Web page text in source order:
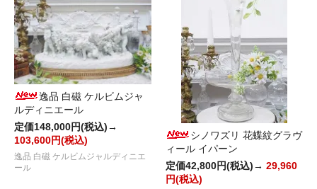
逸品 白磁 ケルビムジャ
ルディニエール
定価148,000円(税込)→
103,600円(税込)
逸品 白磁 ケルビムジャルディニエ
ール
シノワズリ 花蝶紋グラヴ
ィール イパーン
定価42,800円(税込)→ 29,960
円(税込)